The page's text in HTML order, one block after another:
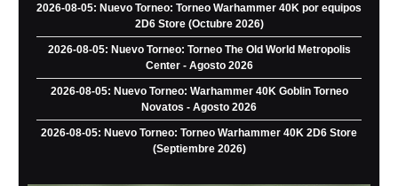
2026-08-05: Nuevo Torneo: Torneo Warhammer 40K por equipos
2D6 Store (Octubre 2026)
2026-08-05: Nuevo Torneo: Torneo The Old World Metropolis
Center - Agosto 2026
2026-08-05: Nuevo Torneo: Warhammer 40K Goblin Torneo
Novatos - Agosto 2026
2026-08-05: Nuevo Torneo: Torneo Warhammer 40K 2D6 Store
(Septiembre 2026)